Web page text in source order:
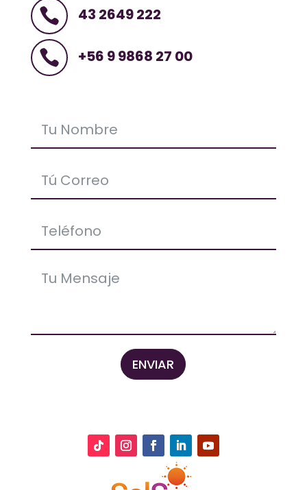
 43 2649 222
 +56 9 9868 27 00
ENVIAR